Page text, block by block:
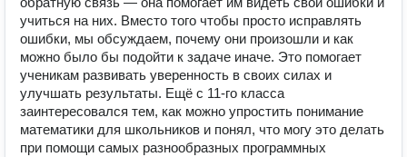
учиться на них. Вместо того чтобы просто исправлять
ошибки, мы обсуждаем, почему они произошли и как
можно было бы подойти к задаче иначе. Это помогает
ученикам развивать уверенность в своих силах и
улучшать результаты. Ещё с 11-го класса
заинтересовался тем, как можно упростить понимание
математики для школьников и понял, что могу это делать
при помощи самых разнообразных программных